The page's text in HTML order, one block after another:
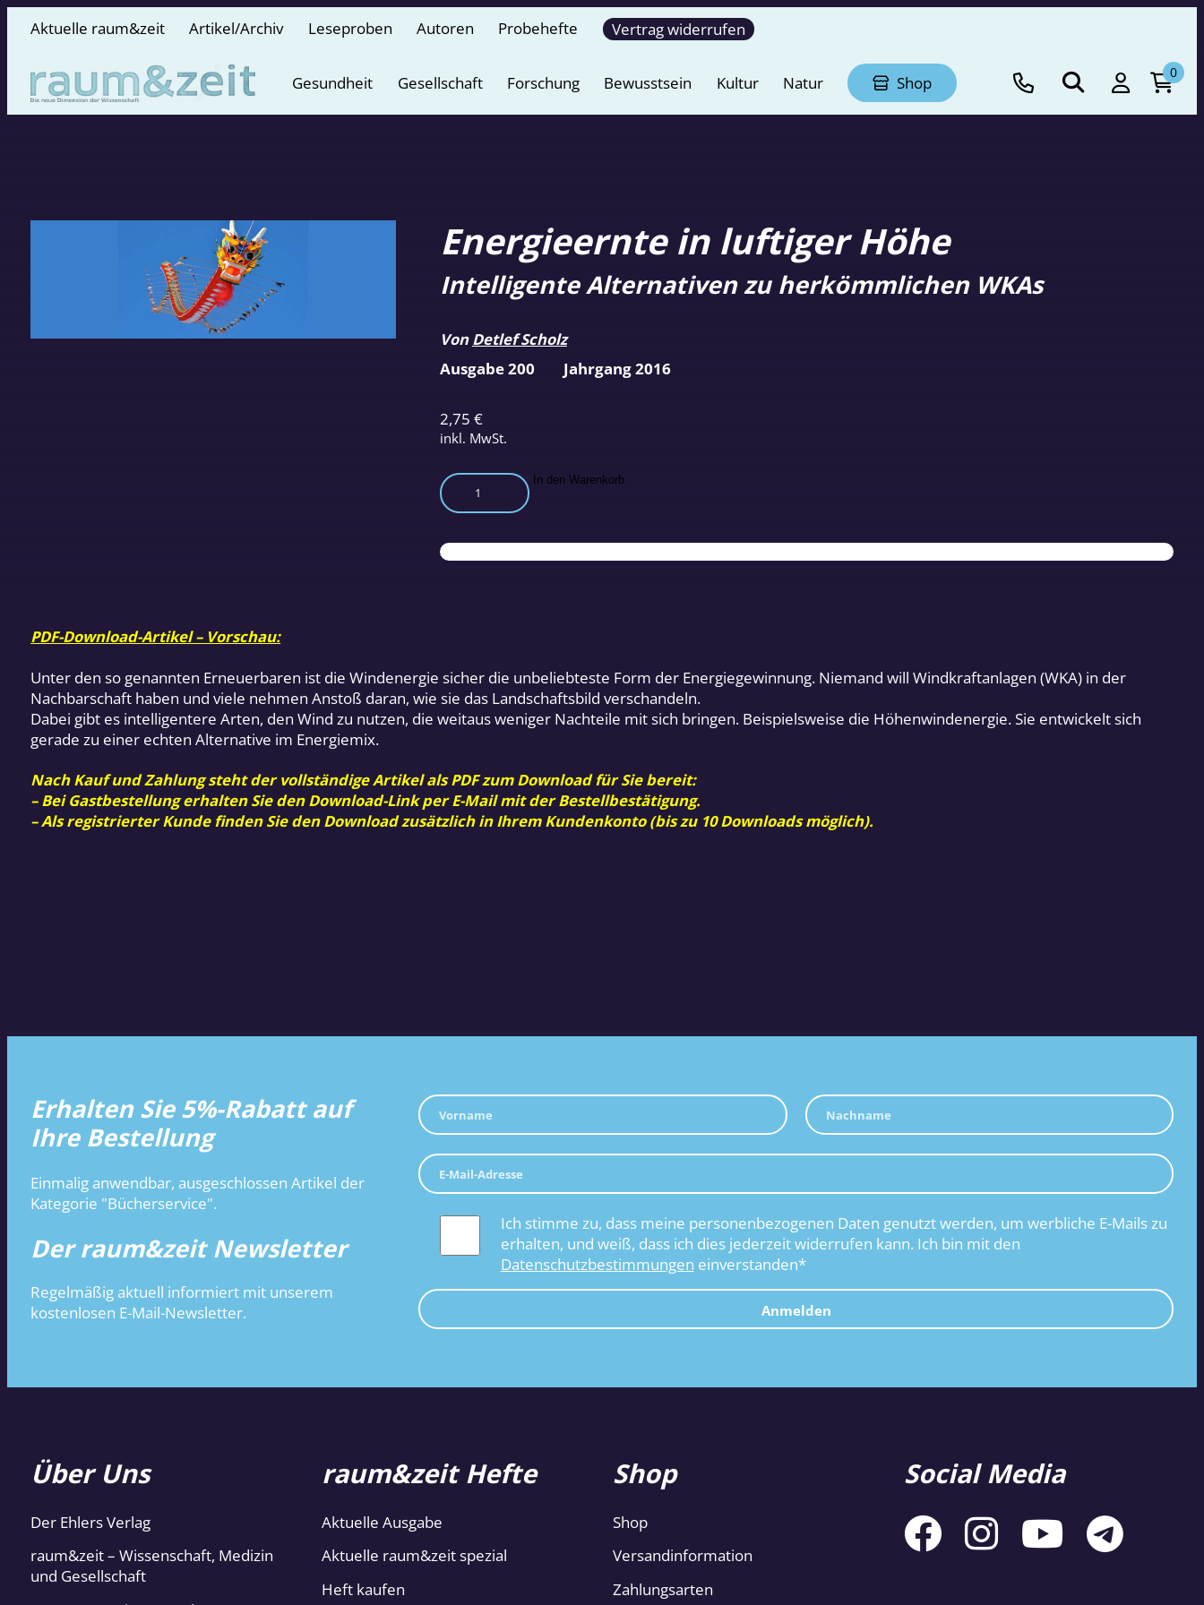
Aktuelle raum&zeit Artikel/Archiv Leseproben Autoren Probehefte Vertrag widerrufen
Gesundheit Gesellschaft Forschung Bewusstsein Kultur Natur Shop
0
Energieernte in luftiger Höhe
2,75 €
inkl. MwSt.
Intelligente Alternativen zu herkömmlichen WKAs
VonDetlef Scholz
Energieernte
in
Höhe
Menge
In den Warenkorb
Ausgabe 200 Jahrgang 2016
PDF-Download-Artikel – Vorschau:
Unter den so genannten Erneuerbaren ist die Windenergie sicher die unbeliebteste Form der Energiegewinnung. Niemand will Windkraftanlagen (WKA) in der
Nachbarschaft haben und viele nehmen Anstoß daran, wie sie das Landschaftsbild verschandeln.
Dabei gibt es intelligentere Arten, den Wind zu nutzen, die weitaus weniger Nachteile mit sich bringen. Beispielsweise die Höhenwindenergie. Sie entwickelt sich
gerade zu einer echten Alternative im Energiemix.
Nach Kauf und Zahlung steht der vollständige Artikel als PDF zum Download für Sie bereit:
– Bei Gastbestellung erhalten Sie den Download-Link per E-Mail mit der Bestellbestätigung.
– Als registrierter Kunde finden Sie den Download zusätzlich in Ihrem Kundenkonto (bis zu 10 Downloads möglich).
Erhalten Sie 5%-Rabatt auf
Ihre Bestellung
Einmalig anwendbar, ausgeschlossen Artikel der
Kategorie "Bücherservice".
Der raum&zeit Newsletter
Regelmäßig aktuell informiert mit unserem
kostenlosen E-Mail-Newsletter.
Ich stimme zu, dass meine personenbezogenen Daten genutzt werden, um werbliche E-Mails zu
erhalten, und weiß, dass ich dies jederzeit widerrufen kann. Ich bin mit den
Datenschutzbestimmungen einverstanden*
Anmelden
Über Uns
Der Ehlers Verlag
raum&zeit – Wissenschaft, Medizin
und Gesellschaft
raum&zeit Hefte
Aktuelle Ausgabe
Aktuelle raum&zeit spezial
Heft kaufen
Shop
Shop
Versandinformation
Zahlungsarten
Social Media